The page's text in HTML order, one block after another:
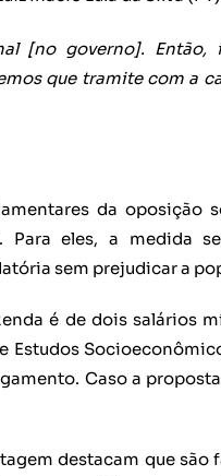
[no governo].
que tramite com a
da oposição
Para eles, a medida
sem prejudicar a
é de dois salários
Caso a
destacam que são